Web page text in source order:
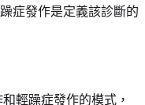
症發作是定義該診斷的
輕躁症發作的模式，